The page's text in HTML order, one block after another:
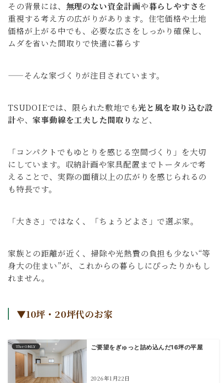
その背景には、 無理のない資金計画や暮らしやすさ を
重視する考え方の広がりがあります。住宅価格や土地
価格が上がる中でも、必要な広さをしっかり確保し、
ムダを省いた間取りで快適に暮らす
——そんな家づくりが注目されています。
TSUDOIEでは、限られた敷地でも光と風を取り込む設
計や、家事動線を工夫した間取り など、
「コンパクトでもゆとりを感じる空間づくり」を大切
にしています。収納計画や家具配置までトータルで考
えることで、実際の面積以上の広がりを感じられるの
も特長です。
「大きさ」ではなく、「ちょうどよさ」で選ぶ家。
家族との距離が近く、掃除や光熱費の負担も少ない“等
身大の住まい”が、これからの暮らしにぴったりかもし
れません。
▼10坪・20坪代のお家
The ONLY ご要望をぎゅっと詰め込んだ16坪の平屋
2026年1月22日